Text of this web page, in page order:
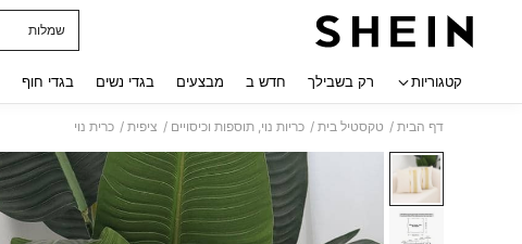
שמלות
קטגוריות רק בשבילך חדש ב מבצעים בגדי נשים בגדי חוף
דף הבית / טקסטיל בית / כריות נוי, תוספות וכיסויים / ציפית / כרית נוי